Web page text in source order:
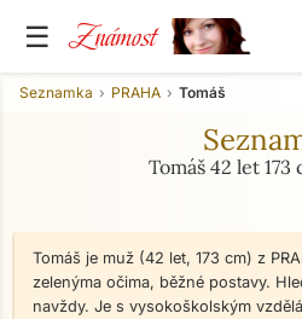
☰ Známost
Seznamka PRAHA Tomáš
Tomáš 42 let 173
Tomáš je muž (42 let, 173 cm) z
zelenýma očima, běžné postavy.
navždy. Je s vysokoškolským